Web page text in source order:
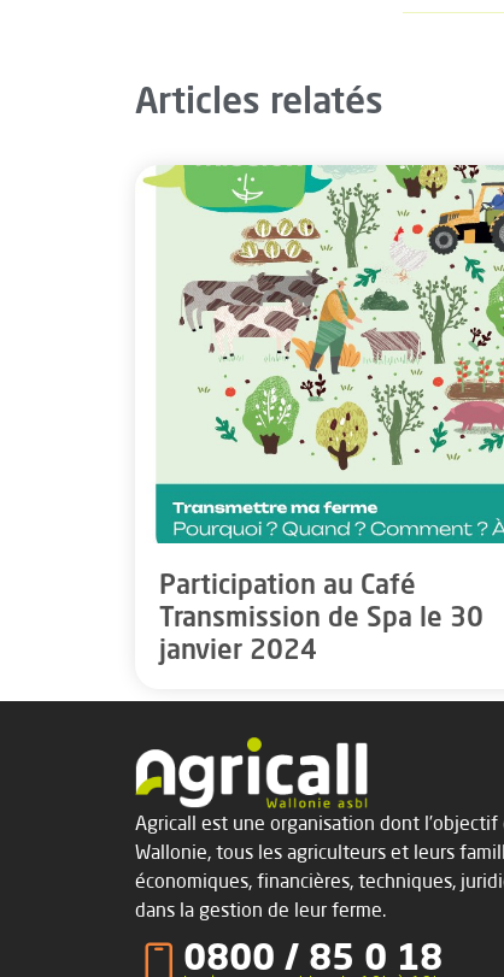
Articles relatés
Participation au Café
Transmission de Spa le 30
janvier 2024
Agricall est une organisation dont l’objectif
Wallonie, tous les agriculteurs et leurs
économiques, financières, techniques,
dans la gestion de leur ferme.
0800 / 85 0 18